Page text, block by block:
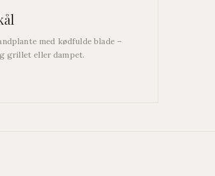
med kødfulde blade –
grillet eller dampet.